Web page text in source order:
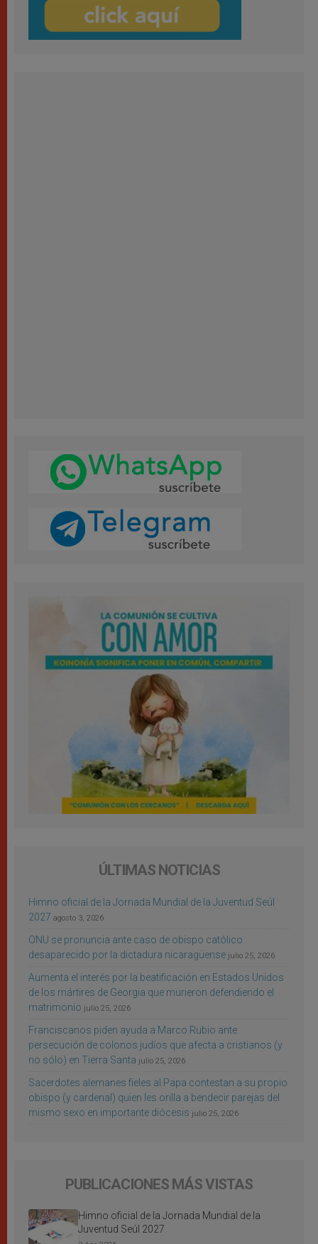
ÚLTIMAS NOTICIAS
Himno oficial de la Jornada Mundial de la Juventud Seúl
2027 agosto 3, 2026
ONU se pronuncia ante caso de obispo católico
desaparecido por la dictadura nicaragüense julio 25, 2026
Aumenta el interés por la beatificación en Estados Unidos
de los mártires de Georgia que murieron defendiendo el
matrimonio julio 25, 2026
Franciscanos piden ayuda a Marco Rubio ante
persecución de colonos judíos que afecta a cristianos (y
no sólo) en Tierra Santa julio 25, 2026
Sacerdotes alemanes fieles al Papa contestan a su propio
obispo (y cardenal) quien les orilla a bendecir parejas del
mismo sexo en importante diócesis julio 25, 2026
PUBLICACIONES MÁS VISTAS
Himno oficial de la Jornada Mundial de la
Juventud Seúl 2027